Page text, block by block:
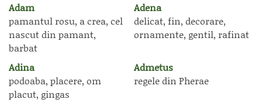
Adam
pamantul rosu, a crea, cel
nascut din pamant,
barbat
Adena
delicat, fin, decorare,
ornamente, gentil, rafinat
Adina
podoaba, placere, om
placut, gingas
Admetus
regele din Pherae